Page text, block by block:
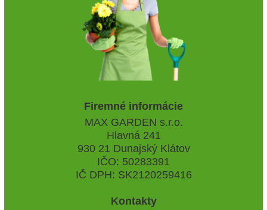
Firemné informácie
MAX GARDEN s.r.o.
Hlavná 241
930 21 Dunajský Klátov
IČO: 50283391
IČ DPH: SK2120259416
Kontakty